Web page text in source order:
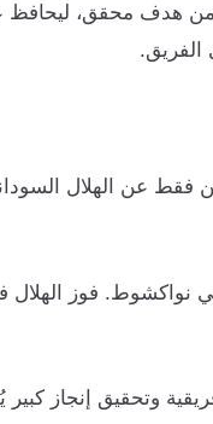
من هدف محقق، ليحافظ
الفريق.
في نواكشوط. فوز
وتحقيق إنجاز